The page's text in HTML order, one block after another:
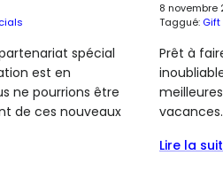
spécial
est en
ne pourrions être
de ces nouveaux
8 novembre
Taggué:
Prêt à
vacances.
Lire la